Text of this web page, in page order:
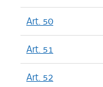
Art. 50
Art. 51
Art. 52